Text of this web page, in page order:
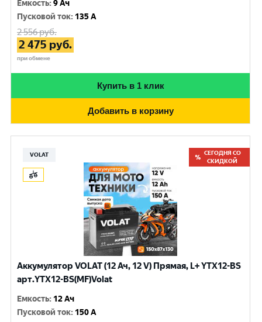
Емкость:9 Ач
Пусковой ток: 135 A
2 556руб.
2 475 руб.
при обмене
Купить в 1 клик
Добавить в корзину
VOLAT
СЕГОДНЯ СО
СКИДКОЙ
Аккумулятор VOLAT (12 Ач, 12 V) Прямая, L+ YTX12-BS
арт.YTX12-BS(MF)Volat
Емкость: 12 Ач
Пусковой ток: 150 A